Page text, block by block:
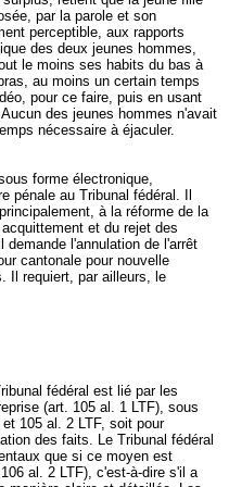
par la parole et son
perceptible, aux rapports
des deux jeunes hommes,
le moins ses habits du bas à
au moins un certain temps
pour ce faire, puis en usant
des jeunes hommes n'avait
nécessaire à éjaculer.
forme électronique,
pénale au Tribunal fédéral. Il
à la réforme de la
et du rejet des
l'annulation de l'arrêt
cantonale pour nouvelle
Il requiert, par ailleurs, le
fédéral est lié par les
(art. 105 al. 1 LTF), sous
105 al. 2 LTF, soit pour
des faits. Le Tribunal fédéral
que si ce moyen est
al. 2 LTF), c'est-à-dire s'il a